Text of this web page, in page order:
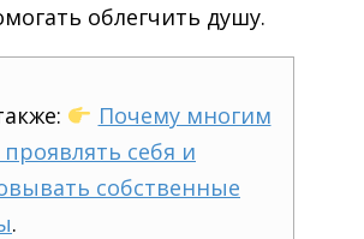
облегчить душу.
Почему многим
себя и
собственные
.